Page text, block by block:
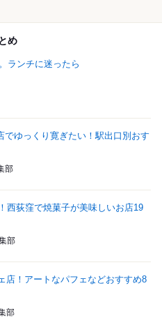
め
ランチに迷ったら
でゆっくり寛ぎたい！駅出口別おす
部
西荻窪で焼菓子が美味しいお店19
部
店！アートなパフェなどおすすめ8
部